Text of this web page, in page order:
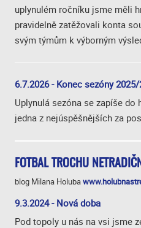
uplynulém ročníku jsme měli
pravidelně zatěžovali konta
svým týmům k výborným
6.7.2026 - Konec sezóny
Uplynulá sezóna se zapíše
jedna z nejúspěšnějších za
FOTBAL TROCHU
blog Milana Holuba
9.3.2024 - Nová doba
Pod topoly u nás na vsi jsme